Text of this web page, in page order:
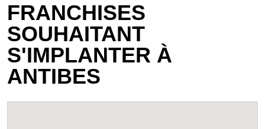
FRANCHISES
SOUHAITANT
S'IMPLANTER À
ANTIBES